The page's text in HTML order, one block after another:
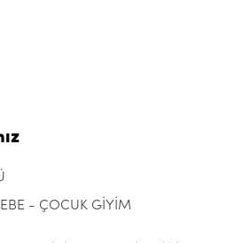
- ÇOCUK GİYİM